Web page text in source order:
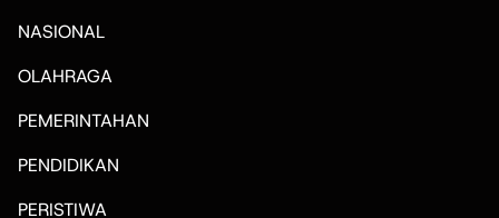
NASIONAL
OLAHRAGA
PEMERINTAHAN
PENDIDIKAN
PERISTIWA